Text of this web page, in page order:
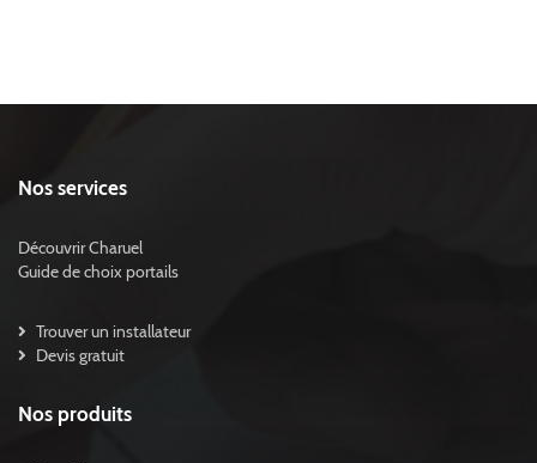
Nos services
Découvrir Charuel
Guide de choix portails
Trouver un installateur
Devis gratuit
Nos produits